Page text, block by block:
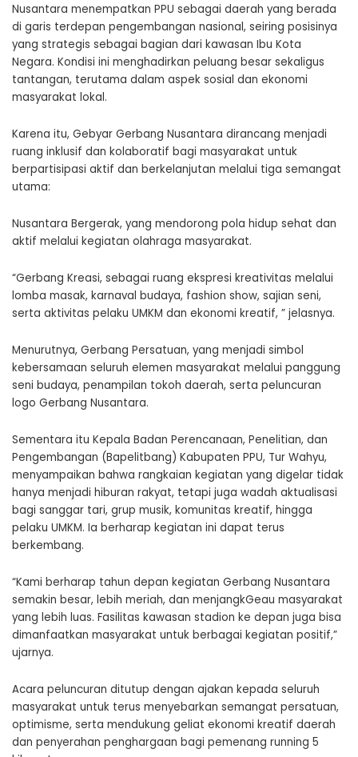
Nusantara menempatkan PPU sebagai daerah yang berada
di garis terdepan pengembangan nasional, seiring posisinya
yang strategis sebagai bagian dari kawasan Ibu Kota
Negara. Kondisi ini menghadirkan peluang besar sekaligus
tantangan, terutama dalam aspek sosial dan ekonomi
masyarakat lokal.
Karena itu, Gebyar Gerbang Nusantara dirancang menjadi
ruang inklusif dan kolaboratif bagi masyarakat untuk
berpartisipasi aktif dan berkelanjutan melalui tiga semangat
utama:
Nusantara Bergerak, yang mendorong pola hidup sehat dan
aktif melalui kegiatan olahraga masyarakat.
“Gerbang Kreasi, sebagai ruang ekspresi kreativitas melalui
lomba masak, karnaval budaya, fashion show, sajian seni,
serta aktivitas pelaku UMKM dan ekonomi kreatif, ” jelasnya.
Menurutnya, Gerbang Persatuan, yang menjadi simbol
kebersamaan seluruh elemen masyarakat melalui panggung
seni budaya, penampilan tokoh daerah, serta peluncuran
logo Gerbang Nusantara.
Sementara itu Kepala Badan Perencanaan, Penelitian, dan
Pengembangan (Bapelitbang) Kabupaten PPU, Tur Wahyu,
menyampaikan bahwa rangkaian kegiatan yang digelar tidak
hanya menjadi hiburan rakyat, tetapi juga wadah aktualisasi
bagi sanggar tari, grup musik, komunitas kreatif, hingga
pelaku UMKM. Ia berharap kegiatan ini dapat terus
berkembang.
“Kami berharap tahun depan kegiatan Gerbang Nusantara
semakin besar, lebih meriah, dan menjangkGeau masyarakat
yang lebih luas. Fasilitas kawasan stadion ke depan juga bisa
dimanfaatkan masyarakat untuk berbagai kegiatan positif,”
ujarnya.
Acara peluncuran ditutup dengan ajakan kepada seluruh
masyarakat untuk terus menyebarkan semangat persatuan,
optimisme, serta mendukung geliat ekonomi kreatif daerah
dan penyerahan penghargaan bagi pemenang running 5